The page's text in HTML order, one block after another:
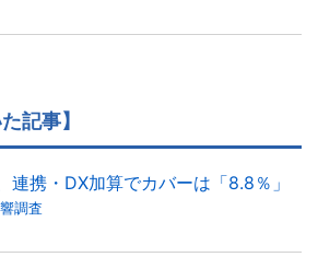
記事】
連携・DX加算でカバーは「8.8％」
調査